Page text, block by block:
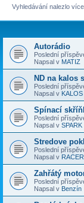
Vyhledávání nalezlo
Autorádio
Poslední
Napsal v MATIZ
ND na kalos
Poslední
Napsal v KALOS
Spínací
Poslední
Napsal v SPARK
Stredove
Poslední
Napsal v RACER
Zahřátý
Poslední
Napsal v Benzín